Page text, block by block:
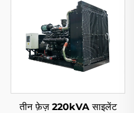
तीन फ़ेज़ 220kVA साइलेंट